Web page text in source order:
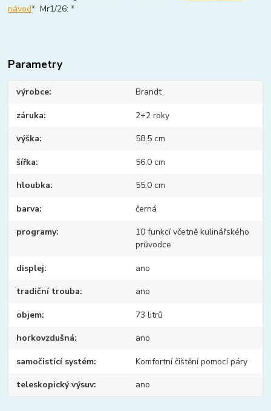
návod* Mr1/26: *
Parametry
výrobce Brandt
záruka 2+2 roky
výška 58,5 cm
šířka 56,0 cm
hloubka 55,0 cm
barva černá
programy
10 funkcí včetně kulinářského
průvodce
displej ano
tradiční trouba ano
objem 73 litrů
horkovzdušná ano
samočistící systém Komfortní čištění pomocí páry
teleskopický výsuv ano